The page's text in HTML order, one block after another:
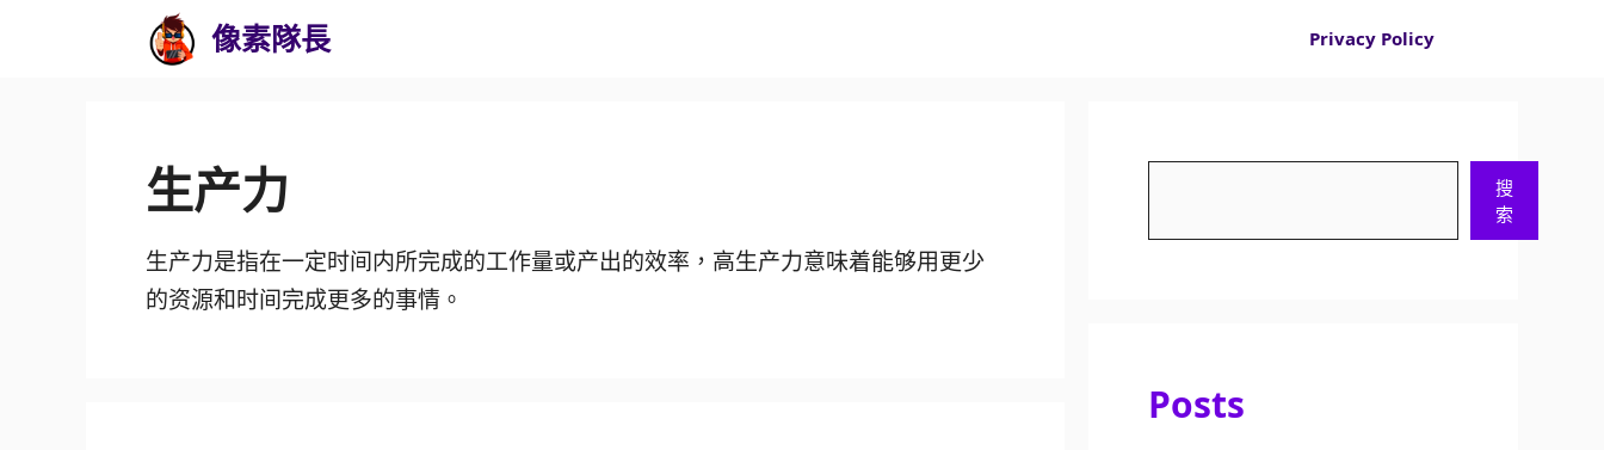
像素隊長 Privacy Policy
生产力
生产力是指在一定时间内所完成的工作量或产出的效率，高生产力意味着能够用更少
的资源和时间完成更多的事情。
搜
索
Posts